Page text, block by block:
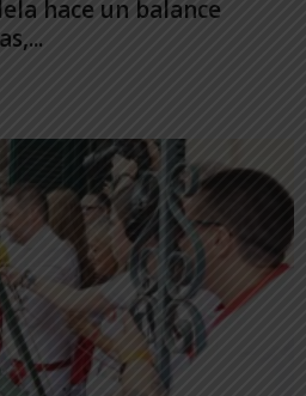
hace un balance